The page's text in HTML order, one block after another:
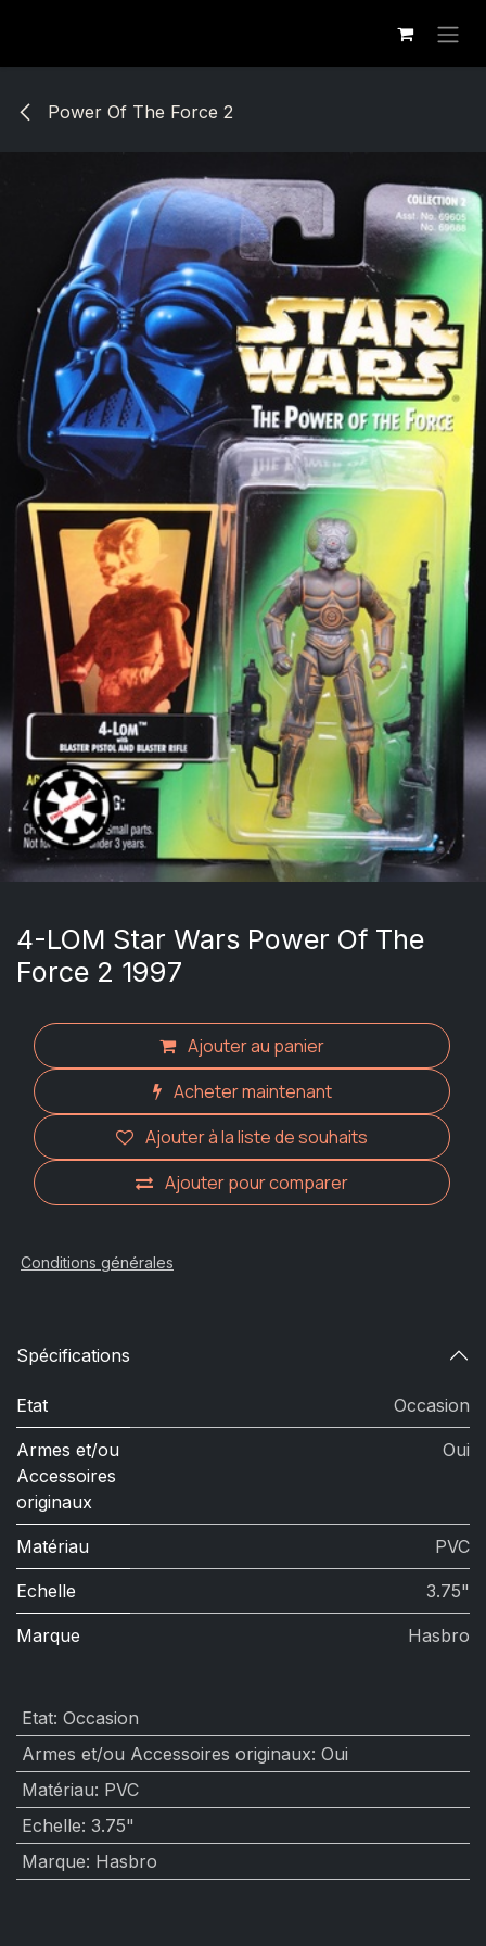
Power Of The Force 2
4-LOM Star Wars Power Of The
Force 2 1997
Ajouter au panier
Acheter maintenant
Ajouter pour comparer
Ajouter à la liste de souhaits
Conditions générales
Spécifications
Etat Occasion
Armes et/ou
Accessoires
originaux
Oui
Matériau PVC
Echelle 3.75"
Marque Hasbro
Etat: Occasion
Armes et/ou Accessoires originaux: Oui
Matériau: PVC
Echelle: 3.75"
Marque: Hasbro